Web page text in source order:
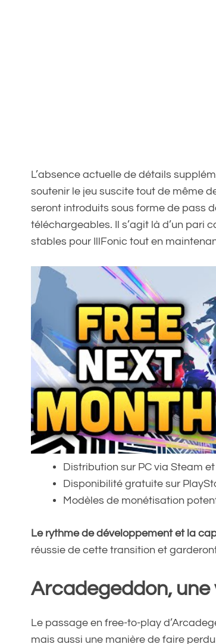
L’absence actuelle de détails
soutenir le jeu suscite tout de même
seront introduits sous forme de pass
téléchargeables. Il s’agit là d’un pari
stables pour IllFonic tout en
Distribution sur PC via Steam
Disponibilité gratuite sur
Modèles de monétisation
Le rythme de développement et la
réussie de cette transition et
Arcadegeddon, une
Le passage en free-to-play
mais aussi une manière de faire